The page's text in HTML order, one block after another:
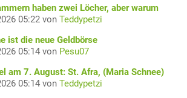
haben zwei Löcher, aber warum
05:22 von Teddypetzi
ist die neue Geldbörse
05:14 von Pesu07
am 7. August: St. Afra, (Maria Schnee)
05:14 von Teddypetzi